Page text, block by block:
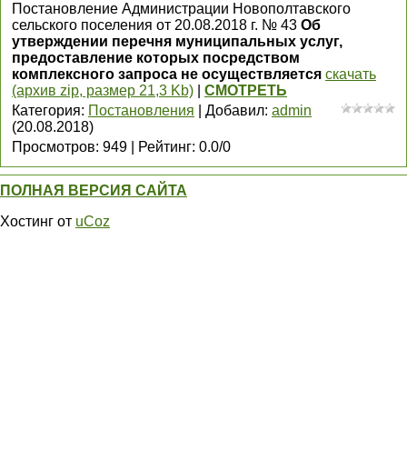
Постановление Администрации Новополтавского
сельского поселения от 20.08.2018 г. № 43 Об
утверждении перечня муниципальных услуг,
предоставление которых посредством
комплексного запроса не осуществляется скачать
(архив zip, размер 21,3 Kb)
СМОТРЕТЬ
Категория: Постановления Добавил: admin
(20.08.2018)
Просмотров: 949 Рейтинг: 0.0/0
ПОЛНАЯ ВЕРСИЯ САЙТА
Хостинг от uCoz